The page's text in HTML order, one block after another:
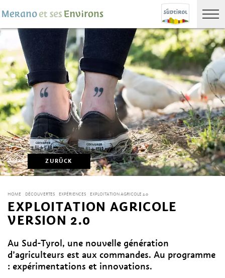
ZURÜCK
HOME DÉCOUVERTES EXPÉRIENCES EXPLOITATION AGRICOLE 2.0
EXPLOITATION AGRICOLE
VERSION 2.0
Au Sud-Tyrol, une nouvelle génération
d’agriculteurs est aux commandes. Au programme
: expérimentations et innovations.